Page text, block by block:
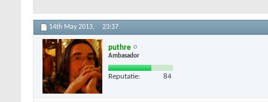
14th May 2013, 23:37
puthre
Ambasador
Reputatie: 84